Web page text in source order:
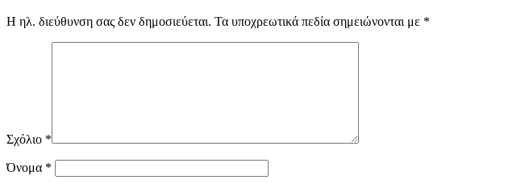
Η ηλ. διεύθυνση σας δεν δημοσιεύεται. Τα υποχρεωτικά πεδία σημειώνονται με *
Σχόλιο *
Όνομα *